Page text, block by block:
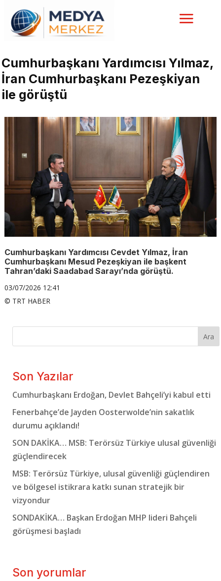
Cumhurbaşkanı Yardımcısı Yılmaz,
İran Cumhurbaşkanı Pezeşkiyan
ile görüştü
Cumhurbaşkanı Yardımcısı Cevdet Yılmaz, İran
Cumhurbaşkanı Mesud Pezeşkiyan ile başkent
Tahran’daki Saadabad Sarayı’nda görüştü.
03/07/2026 12:41
© TRT HABER
Ara
Son Yazılar
Cumhurbaşkanı Erdoğan, Devlet Bahçeli’yi kabul etti
Fenerbahçe’de Jayden Oosterwolde’nin sakatlık
durumu açıklandı!
SON DAKİKA… MSB: Terörsüz Türkiye ulusal güvenliği
güçlendirecek
MSB: Terörsüz Türkiye, ulusal güvenliği güçlendiren
ve bölgesel istikrara katkı sunan stratejik bir
vizyondur
SONDAKİKA… Başkan Erdoğan MHP lideri Bahçeli
görüşmesi başladı
Son yorumlar